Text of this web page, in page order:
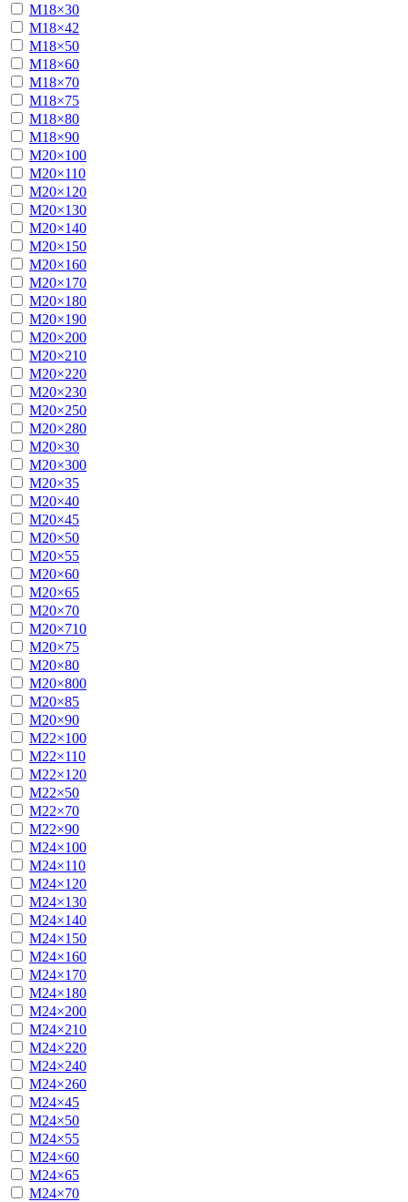
М18×30
М18×42
М18×50
М18×60
М18×70
М18×75
М18×80
М18×90
М20×100
М20×110
М20×120
М20×130
М20×140
М20×150
М20×160
М20×170
М20×180
М20×190
М20×200
М20×210
М20×220
М20×230
М20×250
М20×280
М20×30
М20×300
М20×35
М20×40
М20×45
М20×50
М20×55
М20×60
М20×65
М20×70
М20×710
М20×75
М20×80
М20×800
М20×85
М20×90
М22×100
М22×110
М22×120
М22×50
М22×70
М22×90
М24×100
М24×110
М24×120
М24×130
М24×140
М24×150
М24×160
М24×170
М24×180
М24×200
М24×210
М24×220
М24×240
М24×260
М24×45
М24×50
М24×55
М24×60
М24×65
М24×70